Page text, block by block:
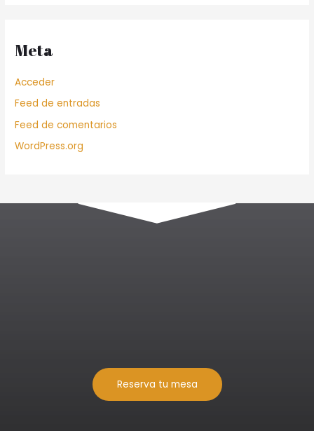
Meta
Acceder
Feed de entradas
Feed de comentarios
WordPress.org
Reserva tu mesa